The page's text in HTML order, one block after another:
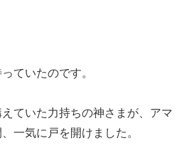
ていたのです。
ていた力持ちの神さまが、アマ
一気に戸を開けました。